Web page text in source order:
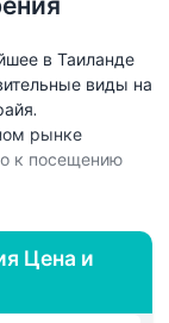
в Таиланде
виды на
рынке
к посещению
на город и
огнями и
место, чтобы
Цена и